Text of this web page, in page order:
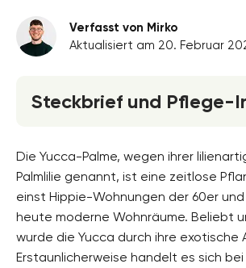
Verfasst von Mirko
Aktualisiert am 20. Februar
Steckbrief und Pflege-
weiss
Standort
Halbschatten, Sonnig, Vollsonne
Blütezeit
Die Yucca-Palme, wegen ihrer
Palmlilie genannt, ist eine zeitlose
einst Hippie-Wohnungen der 60er
heute moderne Wohnräume. Beliebt
wurde die Yucca durch ihre exotische
Erstaunlicherweise handelt es sich